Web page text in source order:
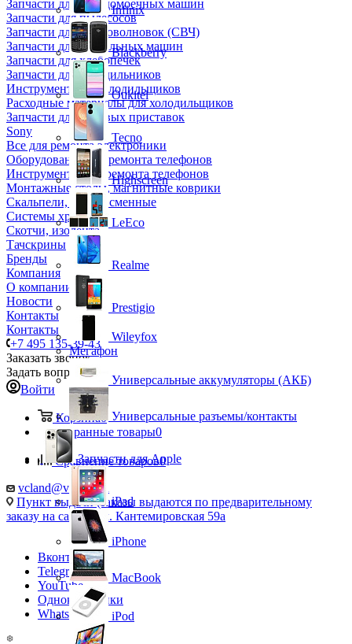
Запчасти для посудомоечных машин
Запчасти для пылесосов
Запчасти для микроволновок (СВЧ)
Запчасти для стиральных машин
Запчасти для хлебопечек
Запчасти для холодильников
Инструмент для холодильщиков
Расходные материалы для холодильщиков
Запчасти для игровых приставок
Sony
Все для ремонта электроники
Оборудование для ремонта телефонов
Инструменты для ремонта телефонов
Монтажные столы, магнитные коврики
Скальпели, лезвия сменные
Системы хранения
Скотчи, изолента
Тачскрины
Бренды
Компания
О компании
Новости
Контакты
Контакты
+7 495 135-39-43
Заказать звонок
Задать вопрос
Войти
Корзина0
Избранные товары0
Сравнение товаров0
vcland@vcland.ru
Пункт выдачи (заказы выдаются по предварительному
заказу на сайте), ул. Кантемировская 59а
Вконтакте
Telegram
YouTube
Одноклассники
WhatsApp
❆
Infinix
Blackberry
Oukitel
Tecno
Highscreen
LeEco
Realme
Prestigio
Wileyfox
Мегафон
Универсальные аккумуляторы (АКБ)
Универсальные разъемы/контакты
Запчасти для Apple
iPad
iPhone
MacBook
iPod